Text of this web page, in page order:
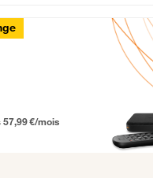
Fibre
12 mois puis 57,99 € par mois,
57,99 €/mois